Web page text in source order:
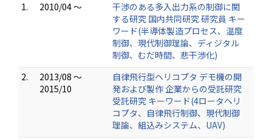
1.
2010/04 ～
干渉のある多入出力系の制御に関
する研究 国内共同研究 研究員 キー
ワード(半導体製造プロセス、温度
制御、現代制御理論、ディジタル
制御、むだ時間、悲干渉化)
2.
2013/08 ～
2015/10
自律飛行型ヘリコプタ デモ機の開
発および製作 企業からの受託研究
受託研究 キーワード(4ロータヘリ
コプタ、自律飛行制御、現代制御
理論、組込みシステム、UAV)